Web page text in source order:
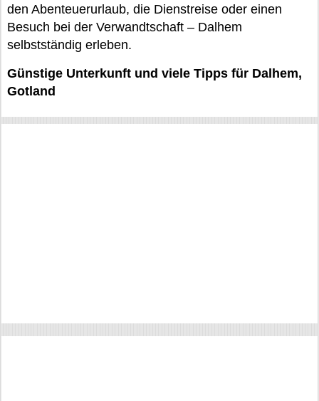
den Abenteuerurlaub, die Dienstreise oder einen
Besuch bei der Verwandtschaft – Dalhem
selbstständig erleben.
Günstige Unterkunft und viele Tipps für Dalhem,
Gotland